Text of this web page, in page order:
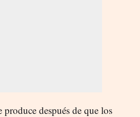
después de que los